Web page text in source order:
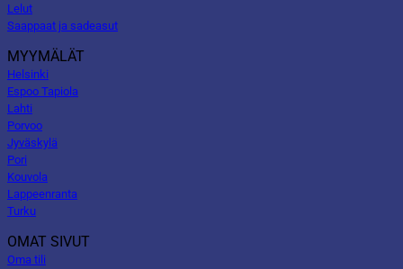
Lelut
Saappaat ja sadeasut
MYYMÄLÄT
Helsinki
Espoo Tapiola
Lahti
Porvoo
Jyväskylä
Pori
Kouvola
Lappeenranta
Turku
OMAT SIVUT
Oma tili